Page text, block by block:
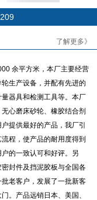
了解更多》
余平方米，本厂主要经营
生产设备，并配有先进的
器具和检测工具等。本厂
心磨床砂轮、橡胶结合剂
提供最好的产品，我厂引
程，使产品的耐用度得到
的一致认可和好评。另
封件及挡泥胶板与全国各
老客户，发展了一批新客
。产品远销日本、美国、
胶砂轮
胶砂轮